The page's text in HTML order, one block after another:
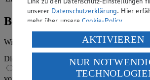
Bewertung
Wie hat es dir geschmeckt?
Die Bewertung wird automatisch gespeichert
2 von 5 Sternen 3
von 5 Sternen
5 von 5 Sternen
unserer Datenschutzerklärung. Hier
mehr über unsereCookie-Policy.
Verarbeitung deiner
USA durch Facebook und YouTube:
Wenn du auf „Aktivieren“ klickst,
des Art. 49 Abs. 1 Satz 1 lit. a) DSGVO
AKTIVIEREN
NUR